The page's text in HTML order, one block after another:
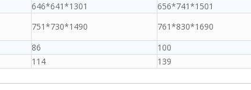
646*641*1301
656*741*1501
751*730*1490
761*830*1690
86
100
114 139